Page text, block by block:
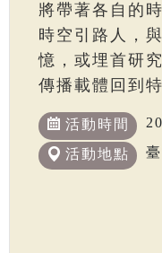
將帶著各自的
時空引路人，
憶，或埋首研
傳播載體回到
活動時間
活動地點